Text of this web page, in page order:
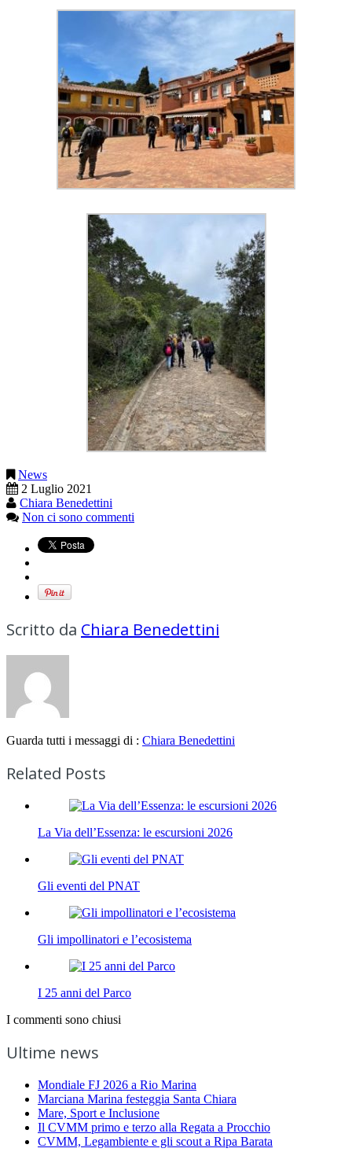
News
2 Luglio 2021
Chiara Benedettini
Non ci sono commenti
Scritto da Chiara Benedettini
Guarda tutti i messaggi di : Chiara Benedettini
Related Posts
La Via dell’Essenza: le escursioni 2026
Gli eventi del PNAT
Gli impollinatori e l’ecosistema
I 25 anni del Parco
I commenti sono chiusi
Ultime news
Mondiale FJ 2026 a Rio Marina
Marciana Marina festeggia Santa Chiara
Mare, Sport e Inclusione
Il CVMM primo e terzo alla Regata a Procchio
CVMM, Legambiente e gli scout a Ripa Barata